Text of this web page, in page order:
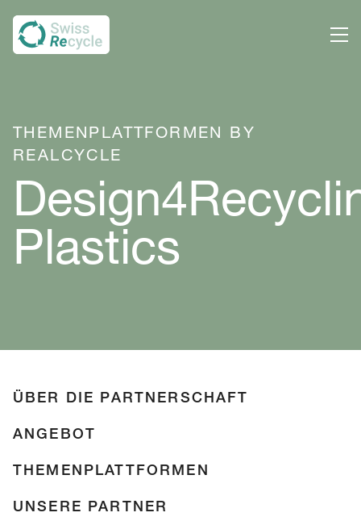
THEMENPLATTFORMEN BY
REALCYCLE
Plastics
ÜBER DIE PARTNERSCHAFT
ANGEBOT
THEMENPLATTFORMEN
UNSERE PARTNER